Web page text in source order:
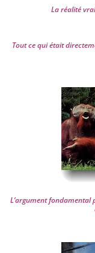
La réa­lité
Tout ce qui était
L’argument fon­da­men­tal